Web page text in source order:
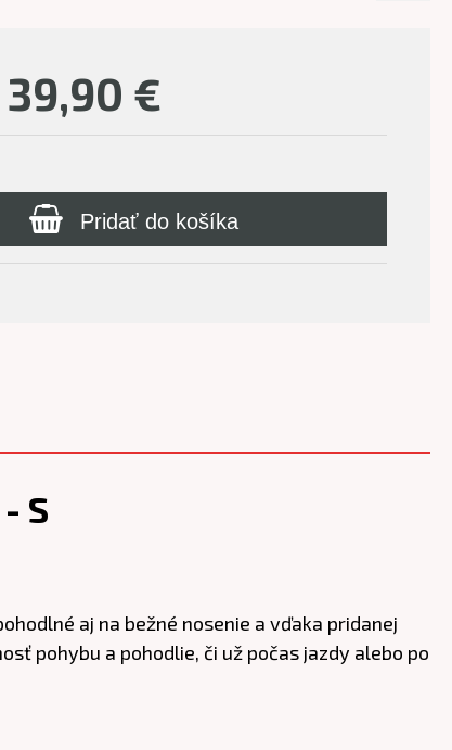
39,90 €
Pridať do košíka
S
aj na bežné nosenie a vďaka pridanej
pohybu a pohodlie, či už počas jazdy alebo po